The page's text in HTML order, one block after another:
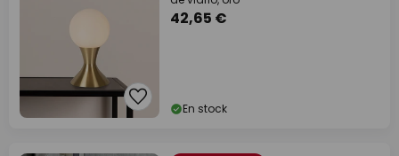
42,65 €
En stock